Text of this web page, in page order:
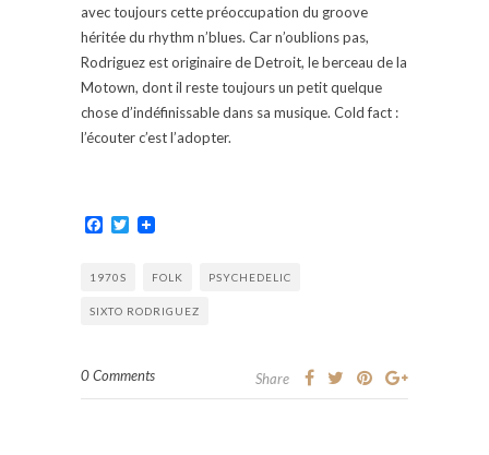
avec toujours cette préoccupation du groove
héritée du rhythm n’blues. Car n’oublions pas,
Rodriguez est originaire de Detroit, le berceau de la
Motown, dont il reste toujours un petit quelque
chose d’indéfinissable dans sa musique. Cold fact :
l’écouter c’est l’adopter.
Facebook
Twitter
1970S FOLK PSYCHEDELIC
SIXTO RODRIGUEZ
0 Comments Share